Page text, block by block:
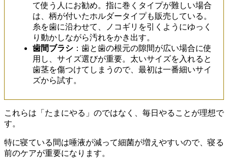
て使う人にお勧め。指に巻くタイプが難しい場合
は、柄が付いたホルダータイプも販売している。
糸を歯に沿わせて、ノコギリを引くようにゆっく
り動かしながら汚れをかき出す。
歯間ブラシ ：歯と歯の根元の隙間が広い場合に使
用し、サイズ選びが重要。太いサイズを入れると
歯茎を傷つけてしまうので、最初は一番細いサイ
ズから試す。
これらは「たまにやる」のではなく、毎日やることが理想で
す。
特に寝ている間は唾液が減って細菌が増えやすいので、寝る
前のケアが重要になります。